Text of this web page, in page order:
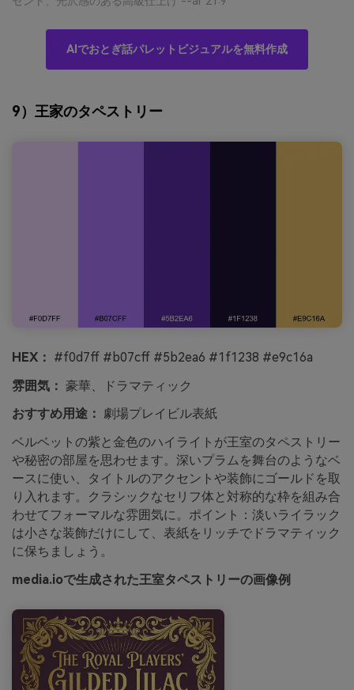
AIでおとぎ話パレットビジュアルを無料作成
9）王家のタペストリー
HEX： #f0d7ff #b07cff #5b2ea6 #1f1238 #e9c16a
雰囲気： 豪華、ドラマティック
おすすめ用途： 劇場プレイビル表紙
ベルベットの紫と金色のハイライトが王室のタペストリー
や秘密の部屋を思わせます。深いプラムを舞台のようなベ
ースに使い、タイトルのアクセントや装飾にゴールドを取
り入れます。クラシックなセリフ体と対称的な枠を組み合
わせてフォーマルな雰囲気に。ポイント：淡いライラック
は小さな装飾だけにして、表紙をリッチでドラマティック
に保ちましょう。
media.ioで生成された王室タペストリーの画像例